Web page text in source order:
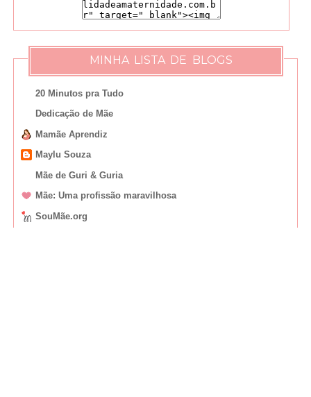
MINHA LISTA DE BLOGS
20 Minutos pra Tudo
Dedicação de Mãe
Mamãe Aprendiz
Maylu Souza
Mãe de Guri & Guria
Mãe: Uma profissão maravilhosa
SouMãe.org